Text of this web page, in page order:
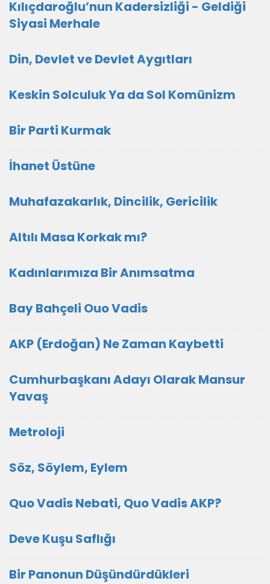
Kılıçdaroğlu’nun Kadersizliği - Geldiği
Siyasi Merhale
Din, Devlet ve Devlet Aygıtları
Keskin Solculuk Ya da Sol Komünizm
Bir Parti Kurmak
İhanet Üstüne
Muhafazakarlık, Dincilik, Gericilik
Altılı Masa Korkak mı?
Kadınlarımıza Bir Anımsatma
Bay Bahçeli Ouo Vadis
AKP (Erdoğan) Ne Zaman Kaybetti
Cumhurbaşkanı Adayı Olarak Mansur
Yavaş
Metroloji
Söz, Söylem, Eylem
Quo Vadis Nebati, Quo Vadis AKP?
Deve Kuşu Saflığı
Bir Panonun Düşündürdükleri